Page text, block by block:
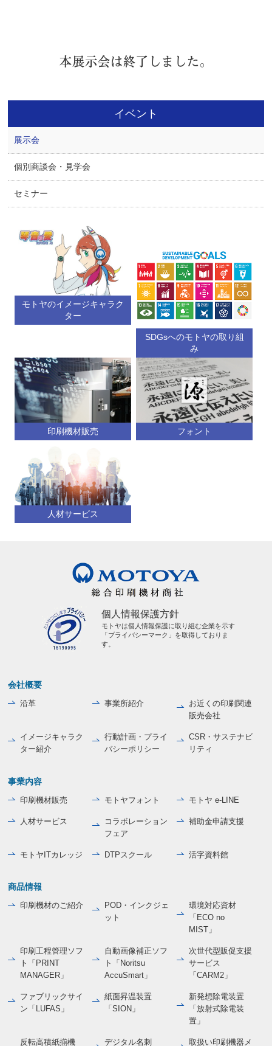
本展示会は終了しました。
イベント
展示会
個別商談会・見学会
セミナー
モトヤのイメージキャラク
ター
SDGsへのモトヤの取り組
み
印刷機材販売 フォント
人材サービス
個人情報保護方針
モトヤは個人情報保護に取り組む企業を示す
「プライバシーマーク」を取得しておりま
す。
会社概要
沿革 事業所紹介
お近くの印刷関連
販売会社
イメージキャラク
ター紹介
行動計画・プライ
バシーポリシー
CSR・サステナビ
リティ
事業内容
印刷機材販売 モトヤフォント モトヤ e-LINE
人材サービス
コラボレーション
フェア
補助金申請支援
モトヤITカレッジ DTPスクール 活字資料館
商品情報
印刷機材のご紹介
POD・インクジェ
ット
環境対応資材
「ECO no
MIST」
印刷工程管理ソフ
ト「PRINT
MANAGER」
自動画像補正ソフ
ト「Noritsu
AccuSmart」
次世代型販促支援
サービス
「CARM2」
ファブリックサイ
ン「LUFAS」
紙面昇温装置
「SION」
新発想除電装置
「放射式除電装
置」
反転高積紙揃機 デジタル名刺 取扱い印刷機器メ